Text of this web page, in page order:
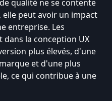
qualité ne se contente
elle peut avoir un impact
entreprise. Les
la conception UX
plus élevés, d'une
et d'une plus
ce qui contribue à une